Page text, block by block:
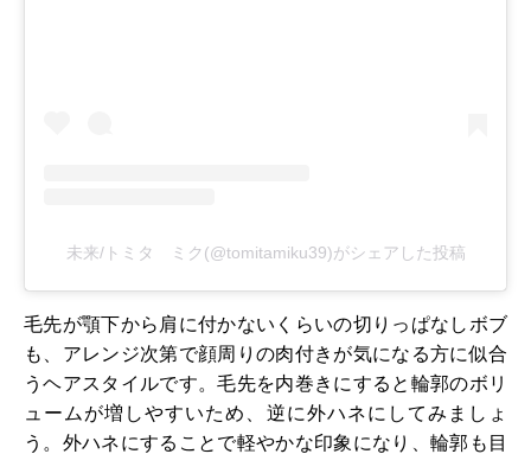
未来/トミタ ミク(@tomitamiku39)がシェアした投稿
毛先が顎下から肩に付かないくらいの切りっぱなしボブ
も、アレンジ次第で顔周りの肉付きが気になる方に似合
うヘアスタイルです。毛先を内巻きにすると輪郭のボリ
ュームが増しやすいため、逆に外ハネにしてみましょ
う。外ハネにすることで軽やかな印象になり、輪郭も目